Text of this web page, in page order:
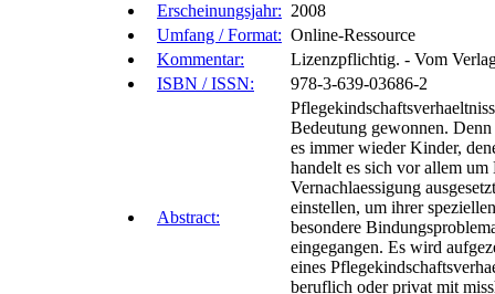
Erscheinungsjahr: 2008
Umfang / Format: Online-Ressource
Kommentar:
Lizenzpflichtig. - Vom
ISBN / ISSN:
978-3-639-03686-2
Abstract:
Bedeutung gewonnen.
es immer wieder Kinder,
handelt es sich vor allem
Vernachlaessigung
einstellen, um ihrer
besondere
eingegangen. Es wird
eines
beruflich oder privat mit